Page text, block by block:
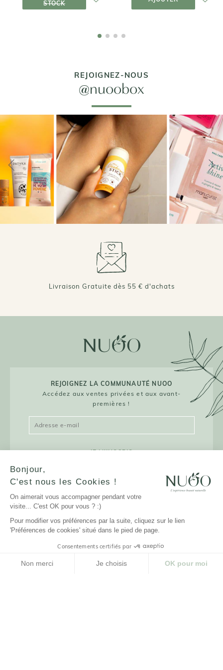
STOCK
REJOIGNEZ-NOUS
@nuoobox
Livraison Gratuite dès 55 € d'achats
LA MARQUE
NUOO ET VOUS
REJOIGNEZ LA COMMUNAUTÉ NUOO
Accédez aux ventes privées et aux avant-
premières !
JE M'INSCRIS
Bonjour,
C'est nous les Cookies !
On aimerait vous accompagner pendant votre
visite... C'est OK pour vous ? :)
Pour modifier vos préférences par la suite, cliquez sur le lien
'Préférences de cookies' situé dans le pied de page.
Consentements certifiés par
Non merci Je choisis OK pour moi